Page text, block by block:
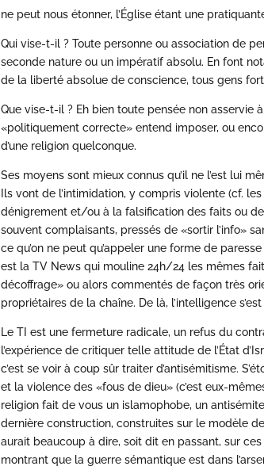
ne peut nous étonner, l’Église étant une
Qui vise-t-il ? Toute personne ou association de
seconde nature ou un impératif absolu. En font
de la liberté absolue de conscience, tous gens
Que vise-t-il ? Eh bien toute pensée non asservie
«politiquement correcte» entend imposer, ou
d’une religion quelconque.
Ses moyens sont mieux connus qu’il ne l’est lui
Ils vont de l’intimidation, y compris violente (cf.
dénigrement et/ou à la falsification des faits ou
souvent complaisants, pressés de «sortir l’info»
ce qu’on ne peut qu’appeler une forme de
est la TV News qui mouline 24h/24 les mêmes
décoffrage» ou alors commentés de façon très
propriétaires de la chaîne. De là, l’intelligence
Le TI est une fermeture radicale, un refus du
l’expérience de critiquer telle attitude de l’État
c’est se voir à coup sûr traiter d’antisémitisme.
et la violence des «fous de dieu» (c’est eux-
religion fait de vous un islamophobe, un
dernière construction, construites sur le modèle
aurait beaucoup à dire, soit dit en passant, sur
montrant que la guerre sémantique est dans